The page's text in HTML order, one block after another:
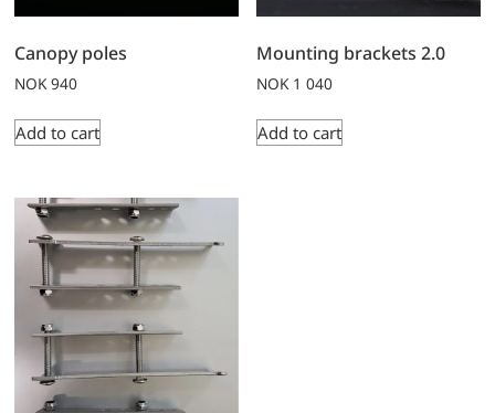
Canopy poles
NOK 940
Add to cart
Mounting brackets 2.0
NOK 1 040
Add to cart